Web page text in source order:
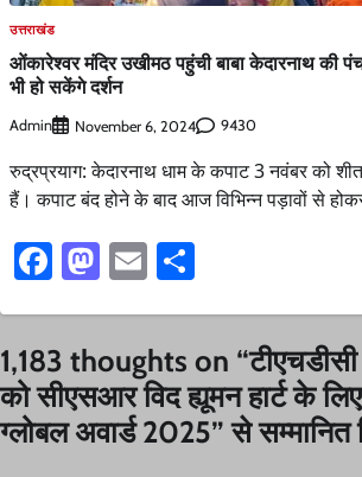
उत्तराखंड
ओंकारेश्वर मंदिर उखीमठ पहुंची बाबा केदारनाथ की
भी हो सकेंगे दर्शन
Admin November 6, 2024 9430
रुद्रप्रयाग: केदारनाथ धाम के कपाट 3 नवंबर को
हैं। कपाट बंद होने के बाद आज विभिन्न पड़ावों से
Facebook
Mastodon
Email
1,183 thoughts on “
को सीएसआर विद ह्यूमन हार्ट के
ग्लोबल अवार्ड 2025” से सम्मानित